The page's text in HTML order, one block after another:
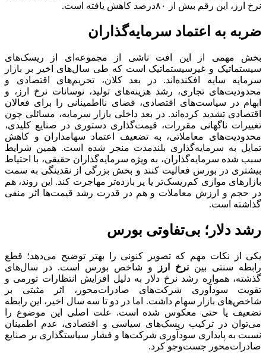
نرخ ارز، این رقم بیش از ۸۰درصد کاهش یافته است.
ضربه به اعتماد سرمایه‌گذاران
بخش مهمی از این افت ناشی از مجموعه‌ای از ریسک‌های
سیستماتیک و غیرسیستماتیک است که طی سال‌های اخیر بر بازار
سرمایه سایه افکنده‌اند. در بعد کلان، تحریم‌های اقتصادی و
محدودیت‌های تجاری، رشد هزینه‌های تولید، نوسانات نرخ ارز، و
ابهام در سیاست‌های اقتصادی، فضای نااطمینانی را برای فعالان
اقتصادی تشدید کرده‌اند. در بعد داخلی بازار سرمایه، مسائلی چون
تغییرات ناگهانی مقررات، قیمت‌گذاری دستوری در صنایع کلیدی،
محدودیت‌های معاملاتی، به تضعیف اعتماد سهامداران و کاهش
تمایل به سرمایه‌گذاری بلندمدت منجر شده است. همین شرایط
سبب شده سرمایه‌گذاران، به ویژه سرمایه‌گذاران حقیقی، با احتیاط
بیشتری در بورس فعالیت کنند و بخش بزرگی از نقدینگی به سمت
بازارهای موازی کم‌ریسک‌تر یا پر بازده‌تر مهاجرت کند. این روند، هم
در حجم و ارزش معاملات و هم در قدرت رشد قیمت‌ها اثر منفی
گذاشته است.
رشد دلار؛ بی‌تفاوتی بورس
یکی از نکات مهم که تصویر کنونی را بهتر توضیح می‌دهد؛ قطع
رابطه سنتی بین نرخ ارز
و شاخص بورس است. در سال‌های
گذشته، همواره رشد نرخ دلار به دلیل افزایش انتظارات تورمی و
تقویت سودآوری شرکت‌های صادرات‌محور، اثر مثبتی بر
شاخص‌های بازار سهام داشت. اما در دو تا سه سال اخیر، این رابطه
تضعیف یا حتی معکوس شده است. علت اصلی این موضوع را
می‌توان در ترکیب ریسک‌های سیاسی و اقتصادی، عدم اطمینان
نسبت به پایداری سودآوری شرکت‌ها و فشار سیاستگذاری بر صنایع
صادرات‌محور جست‌وجو کرد.